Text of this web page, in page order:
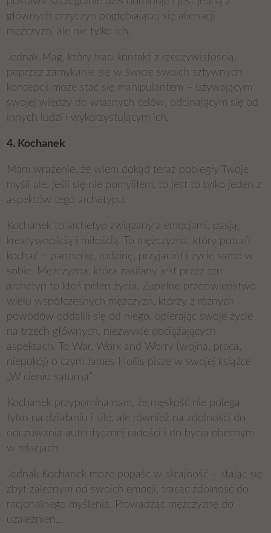
głównych przyczyn pogłębiającej się alienacji
mężczyzn, ale nie tylko ich.
Jednak Mag, który traci kontakt z rzeczywistością,
poprzez zamykanie się w świcie swoich sztywnych
koncepcji może stać się manipulantem – używającym
swojej wiedzy do własnych celów, odcinającym się od
innych ludzi i wykorzystującym ich.
4. Kochanek
Mam wrażenie, że wiem dokąd teraz pobiegły Twoje
myśli ale, jeśli się nie pomyliłem, to jest to tylko jeden z
aspektów tego archetypu.
Kochanek to archetyp związany z emocjami, pasją,
kreatywnością i miłością. To mężczyzna, który potrafi
kochać – partnerkę, rodzinę, przyjaciół i życie samo w
sobie. Mężczyzna, która zasilany jest przez ten
archetyp to ktoś pełen życia. Zupełne przeciwieństwo
wielu współczesnych mężczyzn, którzy z różnych
powodów oddalili się od niego, opierając swoje życie
na trzech głównych, niezwykle obciążających
aspektach. To War, Work and Worry (wojna, praca,
niepokój) o czym James Hollis pisze w swojej książce
„W cieniu saturna”.
Kochanek przypomina nam, że męskość nie polega
tylko na działaniu i sile, ale również na zdolności do
odczuwania autentycznej radości i do bycia obecnym
w relacjach
Jednak Kochanek może popaść w skrajność – stając się
zbyt zależnym od swoich emocji, tracąc zdolność do
racjonalnego myślenia. Prowadząc mężczyznę do
uzależnień…